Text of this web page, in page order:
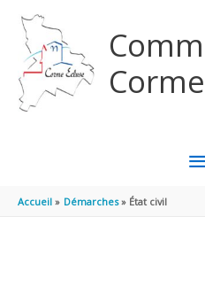
Accueil Démarches État civil